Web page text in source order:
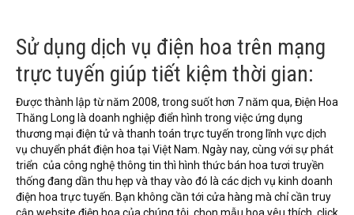
Sử dụng dịch vụ điện hoa trên mạng
trực tuyến giúp tiết kiệm thời gian:
Được thành lập từ năm 2008, trong suốt hơn 7 năm qua, Điện Hoa
Thăng Long là doanh nghiệp điển hình trong việc ứng dụng
thương mại điện tử và thanh toán trực tuyến trong lĩnh vực dịch
vụ chuyển phát điện hoa tại Việt Nam. Ngày nay, cùng với sự phát
triển của công nghệ thông tin thì hình thức bán hoa tươi truyền
thống đang dần thu hẹp và thay vào đó là các dịch vụ kinh doanh
điện hoa trực tuyến. Bạn không cần tới cửa hàng mà chỉ cần truy
cập website điện hoa của chúng tôi, chọn mẫu hoa yêu thích, click